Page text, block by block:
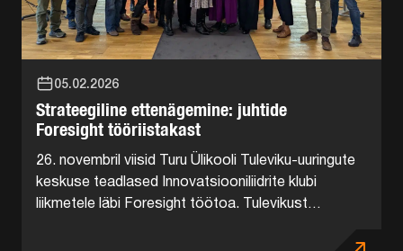
05.02.2026
Strateegiline ettenägemine: juhtide
Foresight tööriistakast
26. novembril viisid Turu Ülikooli Tuleviku-uuringute
keskuse teadlased Innovatsiooniliidrite klubi
liikmetele läbi Foresight töötoa. Tulevikust